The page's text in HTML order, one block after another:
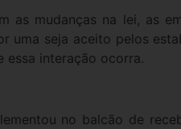
as mudanças na lei, as
seja aceito pelos
essa interação ocorra.
no balcão de